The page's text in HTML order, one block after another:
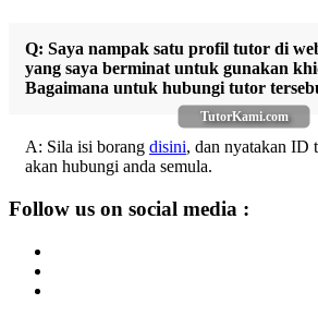
TutorKami.com
Q: Saya nampak satu profil tutor di
yang saya berminat untuk gunakan
Bagaimana untuk hubungi tutor
A: Sila isi borang disini, dan nyatakan ID
akan hubungi anda semula.
Follow us on social media :